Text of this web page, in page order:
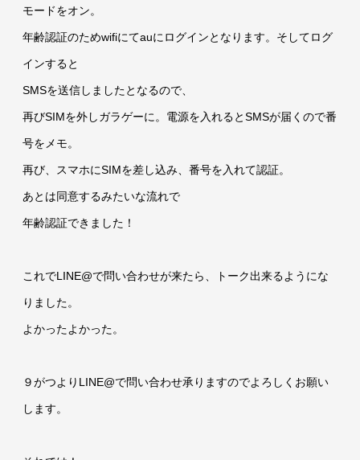
モードをオン。
年齢認証のためwifiにてauにログインとなります。そしてログ
インすると
SMSを送信しましたとなるので、
再びSIMを外しガラゲーに。電源を入れるとSMSが届くので番
号をメモ。
再び、スマホにSIMを差し込み、番号を入れて認証。
あとは同意するみたいな流れで
年齢認証できました！
これでLINE@で問い合わせが来たら、トーク出来るようにな
りました。
よかったよかった。
９がつよりLINE@で問い合わせ承りますのでよろしくお願い
します。